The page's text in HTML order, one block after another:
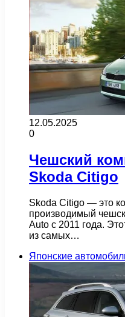
12.05.2025
0
Чешский
Skoda Citigo
Skoda Citigo — это
производимый
Auto с 2011 года.
из самых…
Японские